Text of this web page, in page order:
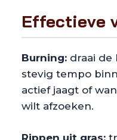
Effectieve
Burning: draai de
stevig tempo
actief jaagt of
wilt afzoeken.
Rippen uit gras: